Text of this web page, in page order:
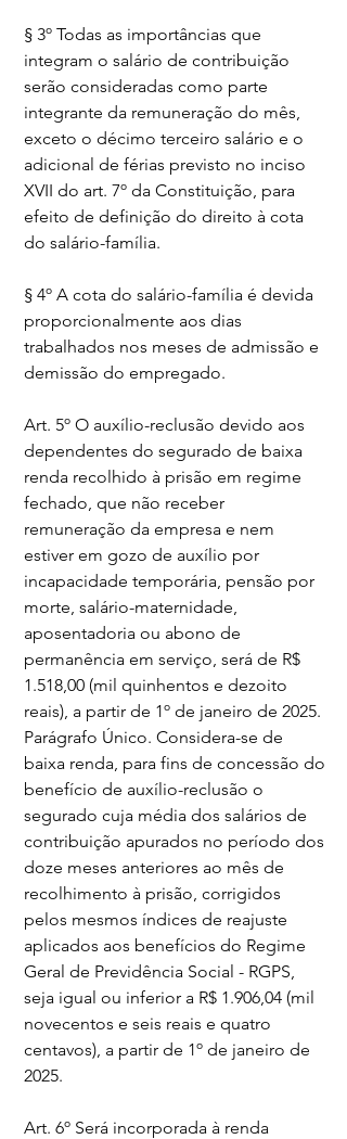
§ 3º Todas as importâncias que
integram o salário de contribuição
serão consideradas como parte
integrante da remuneração do mês,
exceto o décimo terceiro salário e o
adicional de férias previsto no inciso
XVII do art. 7º da Constituição, para
efeito de definição do direito à cota
do salário-família.
§ 4º A cota do salário-família é devida
proporcionalmente aos dias
trabalhados nos meses de admissão e
demissão do empregado.
Art. 5º O auxílio-reclusão devido aos
dependentes do segurado de baixa
renda recolhido à prisão em regime
fechado, que não receber
remuneração da empresa e nem
estiver em gozo de auxílio por
incapacidade temporária, pensão por
morte, salário-maternidade,
aposentadoria ou abono de
permanência em serviço, será de R$
1.518,00 (mil quinhentos e dezoito
reais), a partir de 1º de janeiro de 2025.
Parágrafo Único. Considera-se de
baixa renda, para fins de concessão do
benefício de auxílio-reclusão o
segurado cuja média dos salários de
contribuição apurados no período dos
doze meses anteriores ao mês de
recolhimento à prisão, corrigidos
pelos mesmos índices de reajuste
aplicados aos benefícios do Regime
Geral de Previdência Social - RGPS,
seja igual ou inferior a R$ 1.906,04 (mil
novecentos e seis reais e quatro
centavos), a partir de 1º de janeiro de
2025.
Art. 6º Será incorporada à renda